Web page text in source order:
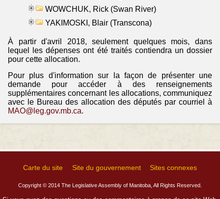
WOWCHUK, Rick (Swan River)
YAKIMOSKI, Blair (Transcona)
À partir d'avril 2018, seulement quelques mois, dans
lequel les dépenses ont été traités contiendra un dossier
pour cette allocation.
Pour plus d'information sur la façon de présenter une
demande pour accéder à des renseignements
supplémentaires concernant les allocations, communiquez
avec le Bureau des allocation des députés par courriel à
MAO@leg.gov.mb.ca.
Carte du site Site du gouvernement Sites connexes
Copyright © 2014 The Legislative Assembly of Manitoba, All Rights Reserved.